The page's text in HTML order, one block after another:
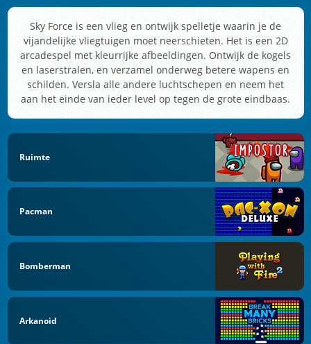
Sky Force is een vlieg en ontwijk spelletje waarin je de
vijandelijke vliegtuigen moet neerschieten. Het is een 2D
arcadespel met kleurrijke afbeeldingen. Ontwijk de kogels
en laserstralen, en verzamel onderweg betere wapens en
schilden. Versla alle andere luchtschepen en neem het
aan het einde van ieder level op tegen de grote eindbaas.
Ruimte
Pacman
Bomberman
Arkanoid